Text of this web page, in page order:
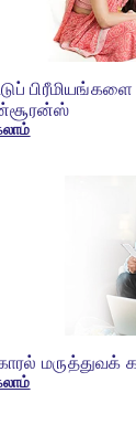
பிரீமியங்களை
மருத்துவக்